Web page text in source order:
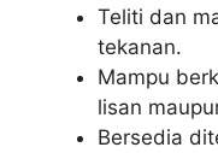
Teliti dan
tekanan.
Mampu
lisan
Bersedia